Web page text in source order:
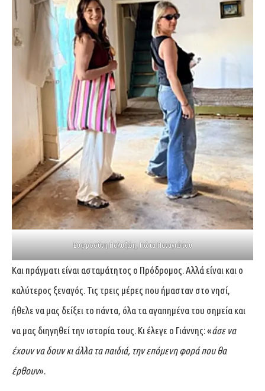
Ευφροσύνη Πολυζώη, Γιώτα Παναγιώτου
Και πράγματι είναι ασταμάτητος ο Πρόδρομος. Αλλά είναι και ο
καλύτερος ξεναγός. Τις τρεις μέρες που ήμασταν στο νησί,
ήθελε να μας δείξει το πάντα, όλα τα αγαπημένα του σημεία και
να μας διηγηθεί την ιστορία τους. Κι έλεγε ο Γιάννης: «άσε να
έχουν να δουν κι άλλα τα παιδιά, την επόμενη φορά που θα
έρθουν».